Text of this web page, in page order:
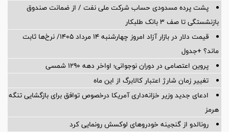
پشت پرده‌ مسدودی حساب شرکت ملی نفت / از ضمانت صندوق
بازنشستگی تا صف ۳ بانک طلبکار
قیمت دلار در بازار آزاد امروز چهارشنبه ۱۴ مرداد ۱۴۰۵/ نرخ‌ها ثابت
ماند؟ +جدول
پروین اعتصامی در دوران نوجوانی؛ اواخر دهه ۱۲۹۰ شمسی
تغییر زمان شارژ اعتبار کالابرگ از این ماه
ادعای جدید وزیر خزانه‌داری آمریکا درخصوص توافق برای بازگشایی تنگه
هرمز
رونالدو از گنجینه خودروهای لوکسش رونمایی کرد